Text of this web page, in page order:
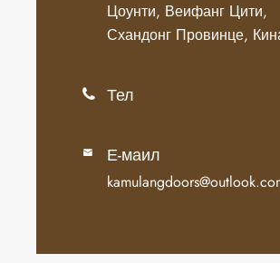
Цоунти, Веифанг Цити,
Схандонг Провинце,
 Тел
 Е-маил